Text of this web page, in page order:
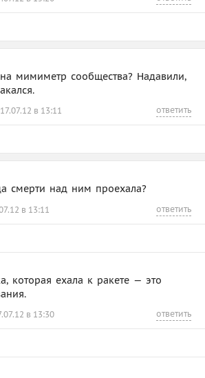
мимиметр сообщества? Надавили,
17.07.12 в 13:11 ответить
смерти над ним проехала?
в 13:11 ответить
которая ехала к ракете — это
в 13:30 ответить